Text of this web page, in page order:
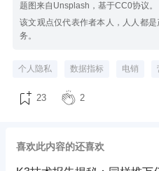
题图来自Unsplash，基于CC0协议。
该文观点仅代表作者本人，人人都
务。
个人隐私 数据指标 电销
23 2
喜欢此内容的还喜欢